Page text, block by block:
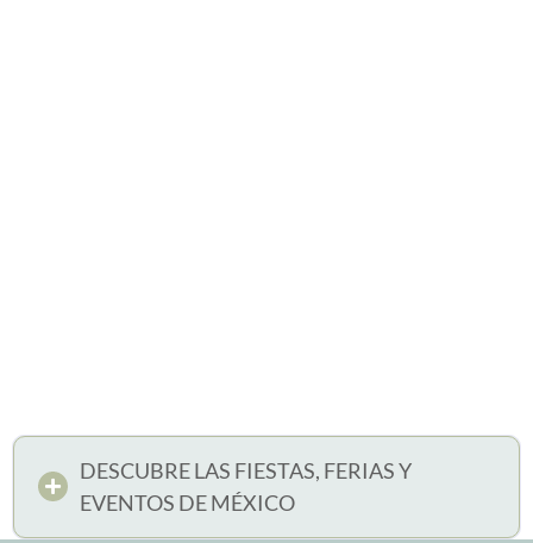
DESCUBRE LAS FIESTAS, FERIAS Y
EVENTOS DE MÉXICO